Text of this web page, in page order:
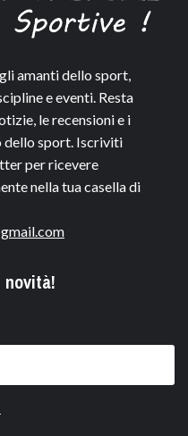
amanti dello sport,
e eventi. Resta
le recensioni e i
dello sport. Iscriviti
per ricevere
nella tua casella di